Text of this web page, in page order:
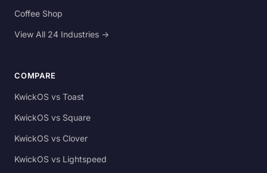
Coffee Shop
View All 24 Industries →
COMPARE
KwickOS vs Toast
KwickOS vs Square
KwickOS vs Clover
KwickOS vs Lightspeed